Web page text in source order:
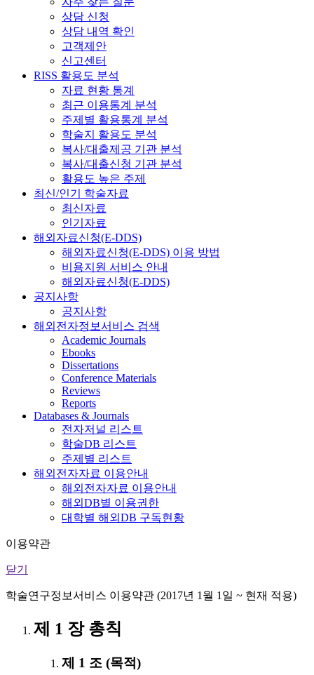
상담 신청
상담 내역 확인
고객제안
신고센터
RISS 활용도 분석
자료 현황 통계
최근 이용통계 분석
주제별 활용통계 분석
학술지 활용도 분석
복사/대출제공 기관 분석
복사/대출신청 기관 분석
활용도 높은 주제
최신/인기 학술자료
최신자료
인기자료
해외자료신청(E-DDS)
해외자료신청(E-DDS) 이용 방법
비용지원 서비스 안내
해외자료신청(E-DDS)
공지사항
공지사항
해외전자정보서비스 검색
Academic Journals
Ebooks
Dissertations
Conference Materials
Reviews
Reports
Databases & Journals
전자저널 리스트
학술DB 리스트
주제별 리스트
해외전자자료 이용안내
해외전자자료 이용안내
해외DB별 이용권한
대학별 해외DB 구독현황
이용약관
닫기
학술연구정보서비스 이용약관 (2017년 1월 1일 ~ 현재 적용)
제 1 장 총칙
제 1 조 (목적)